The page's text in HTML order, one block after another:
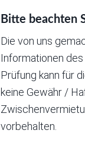
Bitte beachten
Die von uns
Informationen
Prüfung kann für
keine Gewähr /
vorbehalten.